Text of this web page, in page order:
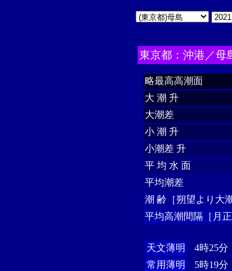
東京都：沖港／母
略最高高潮面
大 潮 升
大潮差
小 潮 升
小潮差 升
平 均 水 面
平均潮差
潮 齢［朔望より大
平均高潮間隔［月正
天文薄明
4時25分
常用薄明
5時19分